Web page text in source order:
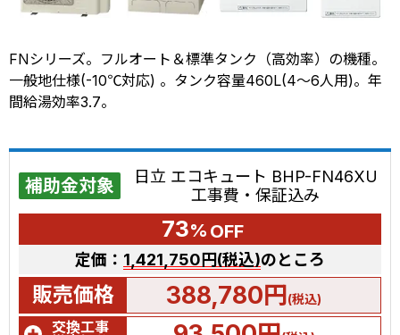
FNシリーズ。フルオート＆標準タンク（高効率）の機種。
一般地仕様(-10℃対応) 。タンク容量460L(4～6人用)。年
間給湯効率3.7。
補助金対象
日立 エコキュート BHP-FN46XU
工事費・保証込み
73% OFF
定価： 1,421,750円(税込)のところ
販売価格 388,780円(税込)
交換工事